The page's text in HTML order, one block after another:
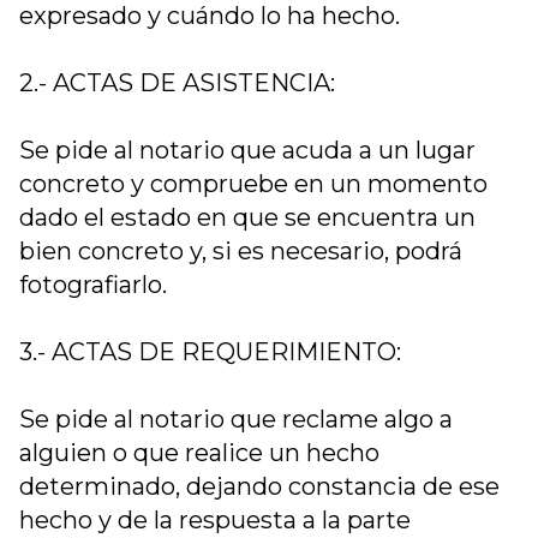
expresado y cuándo lo ha hecho.
2.- ACTAS DE ASISTENCIA:
Se pide al notario que acuda a un lugar
concreto y compruebe en un momento
dado el estado en que se encuentra un
bien concreto y, si es necesario, podrá
fotografiarlo.
3.- ACTAS DE REQUERIMIENTO:
Se pide al notario que reclame algo a
alguien o que realice un hecho
determinado, dejando constancia de ese
hecho y de la respuesta a la parte